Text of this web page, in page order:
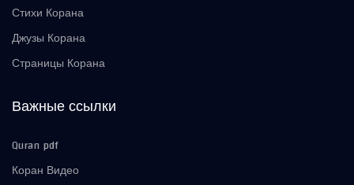
Стихи Корана
Джузы Корана
Страницы Корана
Важные ссылки
Quran pdf
Коран Видео